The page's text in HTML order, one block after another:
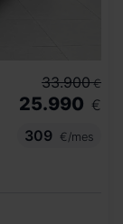
33.900 €
25.990 €
309
€/mes